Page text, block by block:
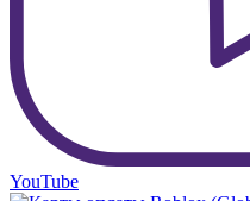
YouTube